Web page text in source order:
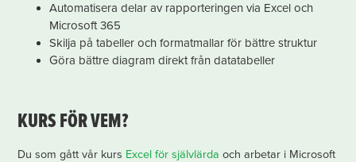
Automatisera delar av rapporteringen via Excel och
Microsoft 365
Skilja på tabeller och formatmallar för bättre struktur
Göra bättre diagram direkt från datatabeller
KURS FÖR VEM?
Du som gått vår kurs Excel för självlärda och arbetar i Microsoft